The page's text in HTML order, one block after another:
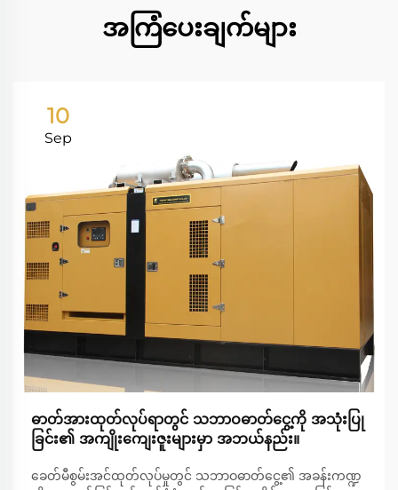
အကြံပေးချက်များ
10
Sep
ဓာတ်အားထုတ်လုပ်ရာတွင် သဘာဝဓာတ်ငွေ့ကို အသုံးပြု
ခြင်း၏ အကျိုးကျေးဇူးများမှာ အဘယ်နည်း။
ခေတ်မီစွမ်းအင်ထုတ်လုပ်မှုတွင် သဘာဝဓာတ်ငွေ့၏ အခန်းကဏ္ဍ